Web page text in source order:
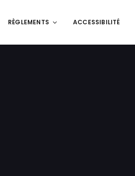
RÈGLEMENTS ACCESSIBILITÉ